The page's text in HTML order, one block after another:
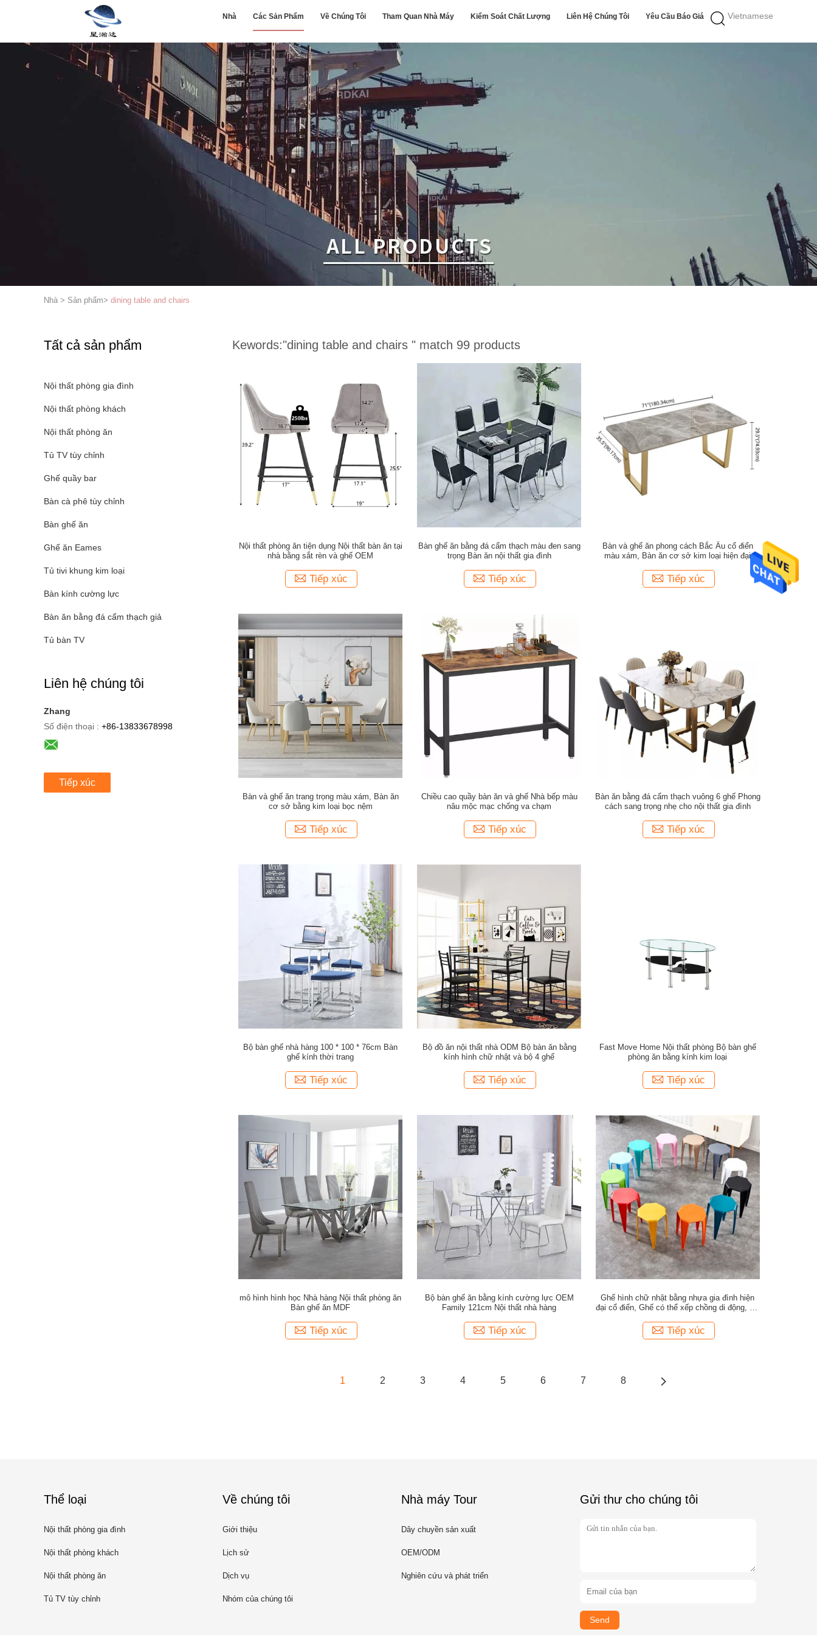
Vietnamese
Nhà Các Sản Phẩm Về Chúng Tôi Tham Quan Nhà Máy Kiểm Soát Chất Lượng Liên Hệ Chúng Tôi Yêu Cầu Báo Giá
Nhà > Sản phẩm> dining table and chairs
Tất cả sản phẩm
Nội thất phòng gia đình
Nội thất phòng khách
Nội thất phòng ăn
Tủ TV tùy chỉnh
Ghế quầy bar
Bàn cà phê tùy chỉnh
Bàn ghế ăn
Ghế ăn Eames
Tủ tivi khung kim loại
Bàn kính cường lực
Bàn ăn bằng đá cẩm thạch giả
Tủ bàn TV
Liên hệ chúng tôi
Zhang
Số điện thoại : +86-13833678998
Tiếp xúc
Kewords:"dining table and chairs " match 99 products
Nội thất phòng ăn tiện dụng Nội thất bàn ăn tại
nhà bằng sắt rèn và ghế OEM
Tiếp xúc
Bàn ghế ăn bằng đá cẩm thạch màu đen sang
trọng Bàn ăn nội thất gia đình
Tiếp xúc
Bàn và ghế ăn phong cách Bắc Âu cổ điển
màu xám, Bàn ăn cơ sở kim loại hiện đại
Tiếp xúc
Bàn và ghế ăn trang trọng màu xám, Bàn ăn
cơ sở bằng kim loại bọc nệm
Tiếp xúc
Chiều cao quầy bàn ăn và ghế Nhà bếp màu
nâu mộc mạc chống va chạm
Tiếp xúc
Bàn ăn bằng đá cẩm thạch vuông 6 ghế Phong
cách sang trọng nhẹ cho nội thất gia đình
Tiếp xúc
Bộ bàn ghế nhà hàng 100 * 100 * 76cm Bàn
ghế kính thời trang
Tiếp xúc
Bộ đồ ăn nội thất nhà ODM Bộ bàn ăn bằng
kính hình chữ nhật và bộ 4 ghế
Tiếp xúc
Fast Move Home Nội thất phòng Bộ bàn ghế
phòng ăn bằng kính kim loại
Tiếp xúc
mô hình hình học Nhà hàng Nội thất phòng ăn
Bàn ghế ăn MDF
Tiếp xúc
Bộ bàn ghế ăn bằng kính cường lực OEM
Family 121cm Nội thất nhà hàng
Tiếp xúc
Ghế hình chữ nhật bằng nhựa gia đình hiện
đại cổ điển, Ghế có thể xếp chồng di động, Dễ
Tiếp xúc
1 2 3 4 5 6 7 8
Thể loại
Nội thất phòng gia đình
Nội thất phòng khách
Nội thất phòng ăn
Tủ TV tùy chỉnh
Về chúng tôi
Giới thiệu
Lịch sử
Dịch vụ
Nhóm của chúng tôi
Nhà máy Tour
Dây chuyền sản xuất
OEM/ODM
Nghiên cứu và phát triển
Gửi thư cho chúng tôi
Send